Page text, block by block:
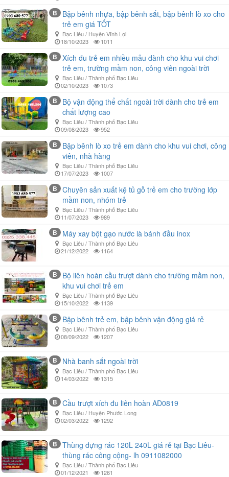
B
Bập bênh nhựa, bập bênh sắt, bập bênh lò xo cho
trẻ em giá TỐT
Bạc Liêu / Huyện Vĩnh Lợi
18/10/2023
1011
B
Xích đu trẻ em nhiều mẫu dành cho khu vui chơi
trẻ em, trường mầm non, công viên ngoài trời
Bạc Liêu / Thành phố Bạc Liêu
02/10/2023
1073
B
Bộ vận động thể chất ngoài trời dành cho trẻ em
chất lượng cao
Bạc Liêu / Thành phố Bạc Liêu
09/08/2023
952
B
Bập bênh lò xo trẻ em dành cho khu vui chơi, công
viên, nhà hàng
Bạc Liêu / Thành phố Bạc Liêu
17/07/2023
1007
B
Chuyên sản xuất kệ tủ gỗ trẻ em cho trường lớp
mầm non, nhóm trẻ
Bạc Liêu / Thành phố Bạc Liêu
11/07/2023
989
B Máy xay bột gạo nước là bánh đầu inox
Bạc Liêu / Thành phố Bạc Liêu
21/12/2022
1164
B
Bộ liên hoàn cầu trượt dành cho trường mầm non,
khu vui chơi trẻ em
Bạc Liêu / Thành phố Bạc Liêu
15/10/2022
1139
B Bập bênh trẻ em, bập bênh vận động giá rẻ
Bạc Liêu / Thành phố Bạc Liêu
08/09/2022
1207
B Nhà banh sắt ngoài trời
Bạc Liêu / Thành phố Bạc Liêu
14/03/2022
1315
B Cầu trượt xích đu liên hoàn AD0819
Bạc Liêu / Huyện Phước Long
02/03/2022
1292
B
Thùng đựng rác 120L 240L giá rẻ tại Bạc Liêu-
thùng rác công cộng- lh 0911082000
Bạc Liêu / Thành phố Bạc Liêu
01/12/2021
1261